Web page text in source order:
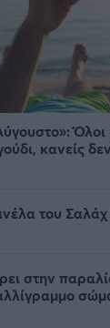
Όλοι
κανείς
του Σαλάχ
στην